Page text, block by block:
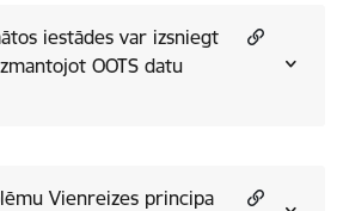
iestādes var izsniegt
OOTS datu
Vienreizes principa